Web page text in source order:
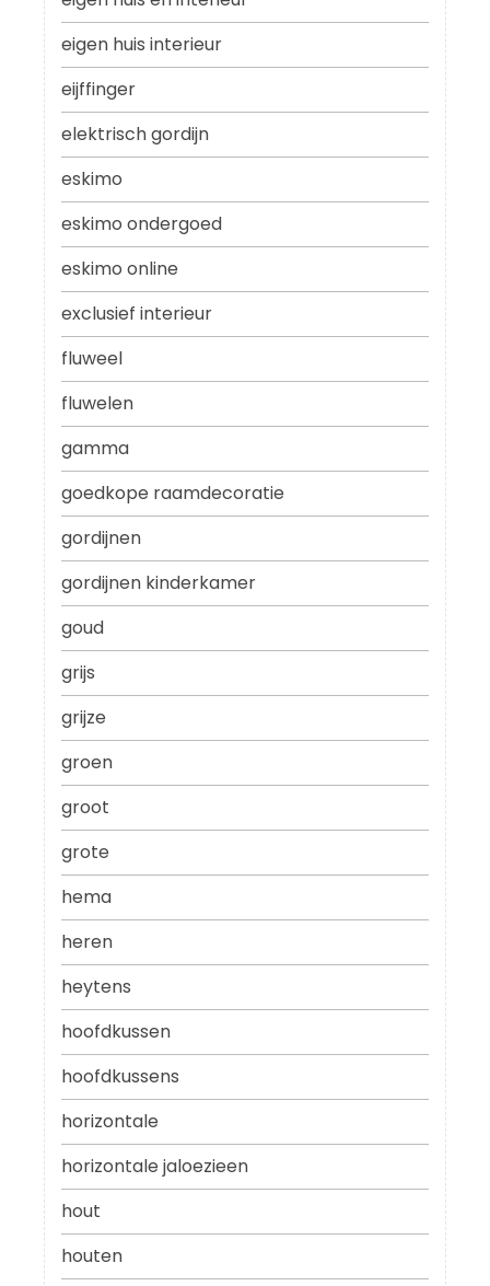
eigen huis interieur
eijffinger
elektrisch gordijn
eskimo
eskimo ondergoed
eskimo online
exclusief interieur
fluweel
fluwelen
gamma
goedkope raamdecoratie
gordijnen
gordijnen kinderkamer
goud
grijs
grijze
groen
groot
grote
hema
heren
heytens
hoofdkussen
hoofdkussens
horizontale
horizontale jaloezieen
hout
houten